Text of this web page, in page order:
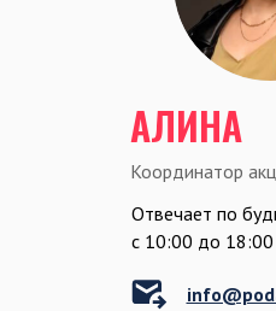
АЛИНА
Отвечает по
c 10:00 до 18:00
Координатор